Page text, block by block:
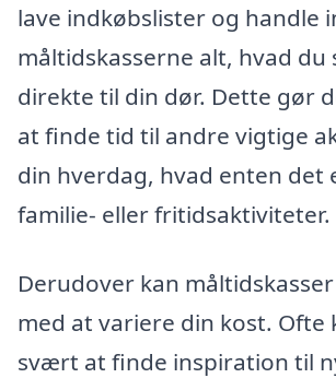
lave indkøbslister og handle
måltidskasserne alt, hvad du
direkte til din dør. Dette gør
at finde tid til andre vigtige
din hverdag, hvad enten det
familie- eller fritidsaktiviteter.
Derudover kan
med at variere din kost.
svært at finde inspiration til